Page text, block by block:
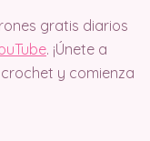
gratis diarios
. ¡Únete a
y comienza